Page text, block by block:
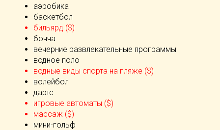
аэробика
баскетбол
бильярд ($)
бочча
вечерние развлекательные программы
водное поло
водные виды спорта на пляже ($)
волейбол
дартс
игровые автоматы ($)
массаж ($)
мини-гольф